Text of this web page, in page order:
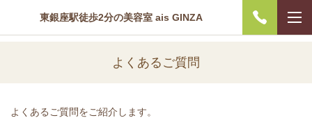
東銀座駅徒歩2分の美容室 ais GINZA
よくあるご質問
よくあるご質問をご紹介します。